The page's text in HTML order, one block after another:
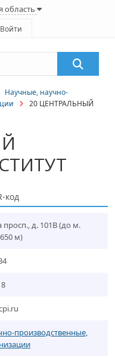
область
Войти
Научные, научно-
20 ЦЕНТРАЛЬНЫЙ
код
д. 101В(до м.
м)
производственные,